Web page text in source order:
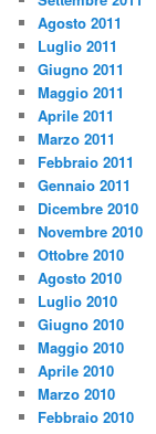
Agosto 2011
Luglio 2011
Giugno 2011
Maggio 2011
Aprile 2011
Marzo 2011
Febbraio 2011
Gennaio 2011
Dicembre 2010
Novembre 2010
Ottobre 2010
Agosto 2010
Luglio 2010
Giugno 2010
Maggio 2010
Aprile 2010
Marzo 2010
Febbraio 2010